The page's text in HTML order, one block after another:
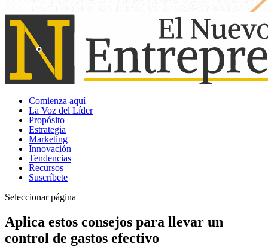
Comienza aquí
La Voz del Líder
Propósito
Estrategia
Marketing
Innovación
Tendencias
Recursos
Suscríbete
Seleccionar página
Aplica estos consejos para llevar un
control de gastos efectivo